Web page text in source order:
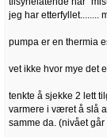
jeg har etterfyllet........
pumpa er en thermia
vet ikke hvor mye det
tenkte å sjekke 2 lett
varmere i været å slå
samme da. (nivået